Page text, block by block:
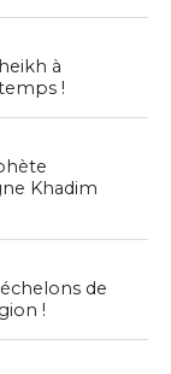
à
!
Khadim
de
!